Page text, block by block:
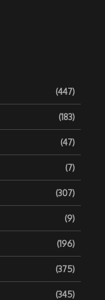
(447)
(183)
(47)
(7)
(307)
(9)
(196)
(375)
(345)